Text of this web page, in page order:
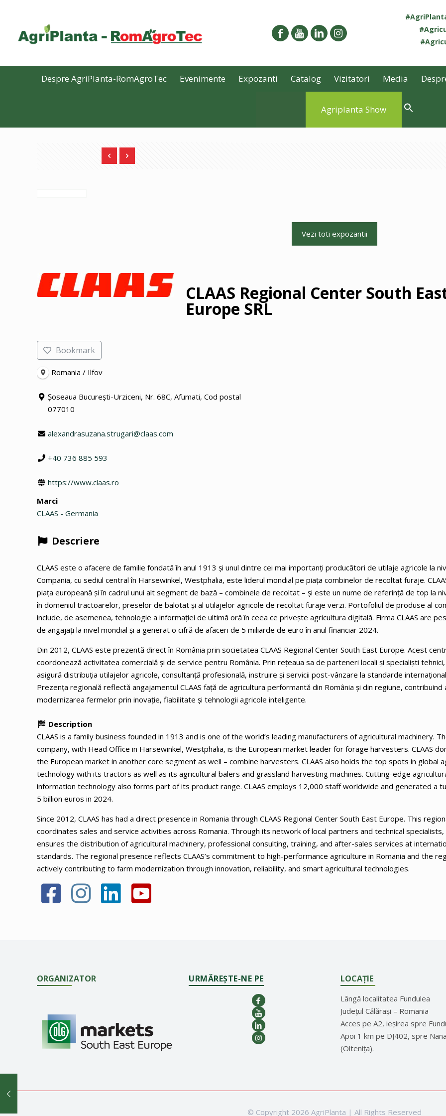
Despre AgriPlanta-RomAgroTec Evenimente Expozanti Catalog Vizitatori Media
Agriplanta Show
Vezi toti expozantii
CLAAS Regional Center South
Europe SRL
Bookmark
Romania / Ilfov
Șoseaua București-Urziceni, Nr. 68C, Afumati, Cod postal
077010
alexandrasuzana.strugari@claas.com
+40 736 885 593
https://www.claas.ro
Marci
CLAAS - Germania
Descriere
CLAAS este o afacere de familie fondată în anul 1913 şi unul dintre cei mai importanţi producători de utilaje agricole la
Compania, cu sediul central în Harsewinkel, Westphalia, este liderul mondial pe piața combinelor de recoltat furaje.
piața europeană și în cadrul unui alt segment de bază – combinele de recoltat – și este un nume de referinţă de top la
în domeniul tractoarelor, preselor de balotat şi al utilajelor agricole de recoltat furaje verzi. Portofoliul de produse al
include, de asemenea, tehnologie a informaţiei de ultimă oră în ceea ce priveşte agricultura digitală. Firma CLAAS are
de angajaţi la nivel mondial şi a generat o cifră de afaceri de 5 miliarde de euro în anul financiar 2024.
Din 2012, CLAAS este prezentă direct în România prin societatea CLAAS Regional Center South East Europe. Acest
coordonează activitatea comercială și de service pentru România. Prin rețeaua sa de parteneri locali și specialiști tehnici,
asigură distribuția utilajelor agricole, consultanță profesională, instruire și servicii post-vânzare la standarde
Prezența regională reflectă angajamentul CLAAS față de agricultura performantă din România și din regiune, contribuind
modernizarea fermelor prin inovație, fiabilitate și tehnologii agricole inteligente.
Description
CLAAS is a family business founded in 1913 and is one of the world’s leading manufacturers of agricultural machinery.
company, with Head Office in Harsewinkel, Westphalia, is the European market leader for forage harvesters. CLAAS
the European market in another core segment as well – combine harvesters. CLAAS also holds the top spots in global
technology with its tractors as well as its agricultural balers and grassland harvesting machines. Cutting-edge
information technology also forms part of its product range. CLAAS employs 12,000 staff worldwide and generated a
5 billion euros in 2024.
Since 2012, CLAAS has had a direct presence in Romania through CLAAS Regional Center South East Europe. This
coordinates sales and service activities across Romania. Through its network of local partners and technical specialists,
ensures the distribution of agricultural machinery, professional consulting, training, and after-sales services at
standards. The regional presence reflects CLAAS’s commitment to high-performance agriculture in Romania and the
actively contributing to farm modernization through innovation, reliability, and smart agricultural technologies.
ORGANIZATOR URMĂREȘTE-NE PE LOCAȚIE
Lângă localitatea Fundulea
Județul Călărași – Romania
Acces pe A2, ieșirea spre
Apoi 1 km pe DJ402, spre
(Oltenița).
© Copyright 2026 AgriPlanta | All Rights Reserved